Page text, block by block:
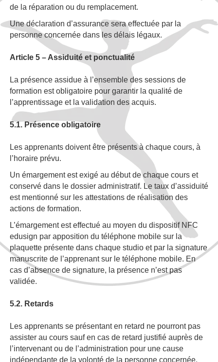
de la réparation ou du remplacement.
Une déclaration d’assurance sera effectuée par la
personne concernée dans les délais légaux.
Article 5 – Assiduité et ponctualité
La présence assidue à l’ensemble des sessions de
formation est obligatoire pour garantir la qualité de
l’apprentissage et la validation des acquis.
5.1. Présence obligatoire
Les apprenants doivent être présents à chaque cours, à
l’horaire prévu.
Un émargement est exigé au début de chaque cours et
conservé dans le dossier administratif. Le taux d’assiduité
est mentionné sur les attestations de réalisation des
actions de formation.
L’émargement est effectué au moyen du dispositif NFC
edusign par apposition du téléphone mobile sur la
plaquette présente dans chaque studio et par la signature
manuscrite de l’apprenant sur le téléphone mobile. En
cas d’absence de signature, la présence n’est pas
validée.
5.2. Retards
Les apprenants se présentant en retard ne pourront pas
assister au cours sauf en cas de retard justifié auprès de
l’intervenant ou de l’administration pour une cause
indépendante de la volonté de la personne concernée.